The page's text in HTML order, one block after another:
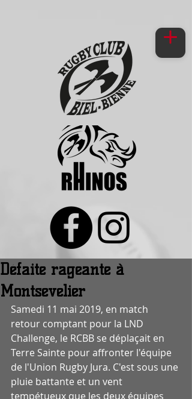
Défaite rageante à
Montsevelier
Samedi 11 mai 2019, en match
retour comptant pour la LND
Challenge, le RCBB se déplaçait en
Terre Sainte pour affronter l'équipe
de l'Union Rugby Jura. C'est sous une
pluie battante et un vent
tempétueux que les deux équipes